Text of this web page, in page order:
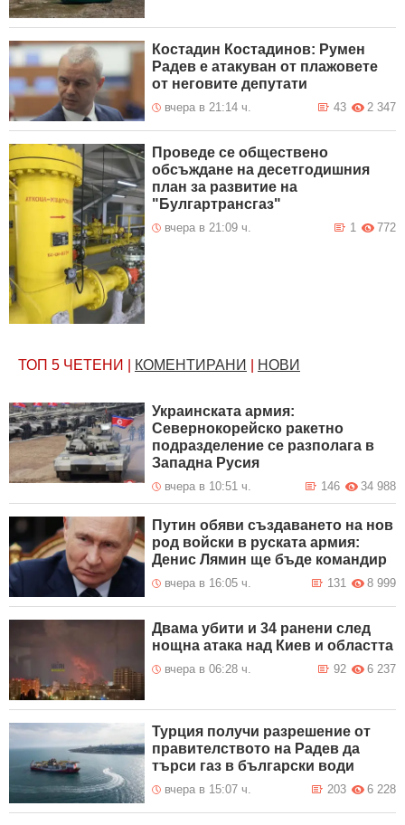
Костадин Костадинов: Румен
Радев е атакуван от плажoвете
от неговите депутати
вчера в 21:14 ч. 2 347
43
Проведе се обществено
обсъждане на десетгодишния
план за развитие на
"Булгартрансгаз"
вчера в 21:09 ч. 772
1
ТОП 5 ЧЕТЕНИ КОМЕНТИРАНИ НОВИ
Украинската армия:
Севернокорейско ракетно
подразделение се разполага в
Западна Русия
вчера в 10:51 ч. 34 988
146
Путин обяви създаването на нов
род войски в руската армия:
Денис Лямин ще бъде командир
вчера в 16:05 ч. 8 999
131
Двама убити и 34 ранени след
нощна атака над Киев и областта
вчера в 06:28 ч. 6 237
92
Турция получи разрешение от
правителството на Радев да
търси газ в български води
вчера в 15:07 ч. 6 228
203